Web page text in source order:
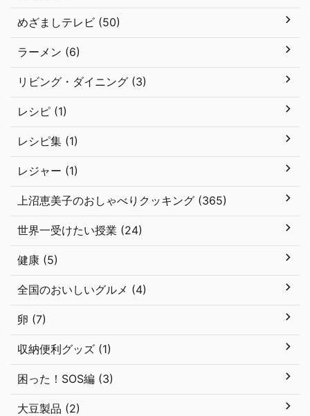
めざましテレビ (50)
ラーメン (6)
リビング・ダイニング (3)
レシピ (1)
レシピ集 (1)
レジャー (1)
上沼恵美子のおしゃべりクッキング (365)
世界一受けたい授業 (24)
健康 (5)
全国のおいしいグルメ (4)
卵 (7)
収納便利グッズ (1)
困った！SOS編 (3)
大豆製品 (2)